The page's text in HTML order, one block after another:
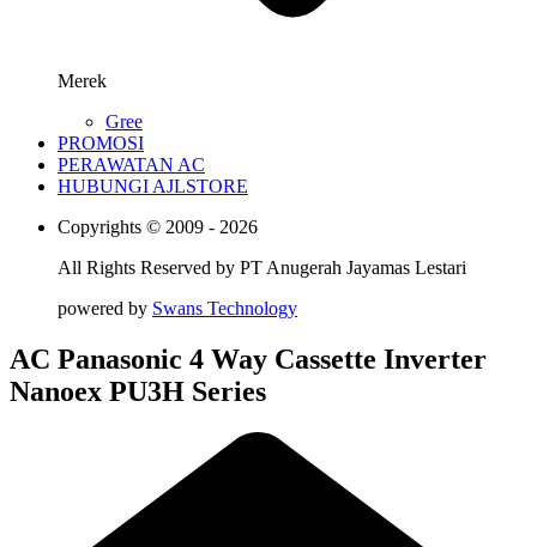
Merek
Gree
PROMOSI
PERAWATAN AC
HUBUNGI AJLSTORE
Copyrights © 2009 - 2026
All Rights Reserved by PT Anugerah Jayamas Lestari
powered by Swans Technology
AC Panasonic 4 Way Cassette Inverter
Nanoex PU3H Series